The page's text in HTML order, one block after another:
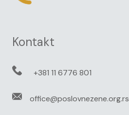
Kontakt
+381 11 6776 801
office@poslovnezene.org.rs